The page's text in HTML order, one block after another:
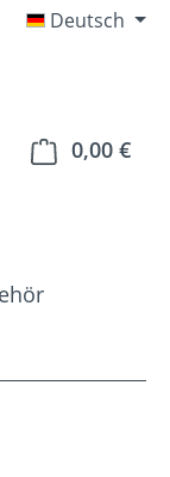
Deutsch
0 Produkte auf
0,00 €